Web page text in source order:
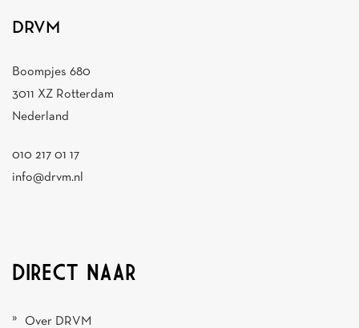
DRVM
Boompjes 680
3011 XZ Rotterdam
Nederland
010 217 01 17
info@drvm.nl
DIRECT NAAR
Over DRVM